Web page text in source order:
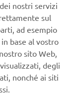
dimostra che il
alla
spiega perché
capacità che
consente
rendendola
nei percorsi in
nostri servizi
sul
ad esempio
base al vostro
sito Web,
degli
nonché ai siti